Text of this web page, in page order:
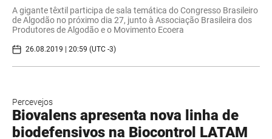
A gigante têxtil participa de sala temática do Congresso Brasileiro
de Algodão no próximo dia 27, junto à Associação Brasileira dos
Produtores de Algodão e o Movimento Ecoera
26.08.2019 | 20:59 (UTC -3)
Percevejos
Biovalens apresenta nova linha de
biodefensivos na Biocontrol LATAM